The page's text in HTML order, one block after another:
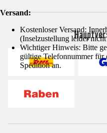
Versand:
Kostenloser Versand:
(Inselzustellung leider
Wichtiger Hinweis: Bitte
gültige Telefonnummer für
Spedition an.